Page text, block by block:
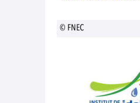
© FNEC